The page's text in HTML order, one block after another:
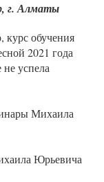
г. Алматы
курс обучения
2021 года
успела
Михаила
Юрьевича